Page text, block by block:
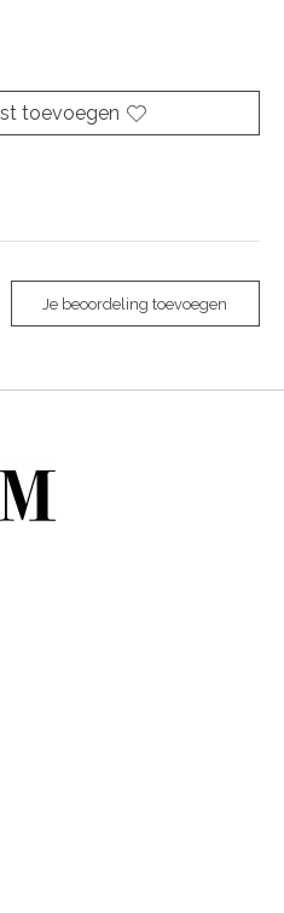
toevoegen
Je beoordeling toevoegen